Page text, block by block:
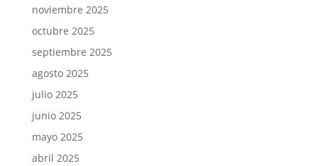
noviembre 2025
octubre 2025
septiembre 2025
agosto 2025
julio 2025
junio 2025
mayo 2025
abril 2025